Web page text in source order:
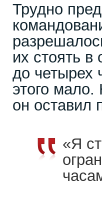
Трудно
их стоять
до четырех
этого
он оставил
«Я